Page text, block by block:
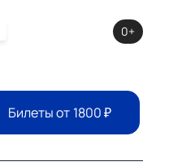
0+
Билеты от 1800₽